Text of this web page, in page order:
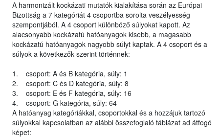
A harmonizált kockázati mutatók kialakítása során az Európai
Bizottság a 7 kategóriát 4 csoportba sorolta veszélyesség
szempontjából. A 4 csoport különböző súlyokat kapott. Az
alacsonyabb kockázatú hatóanyagok kisebb, a magasabb
kockázatú hatóanyagok nagyobb súlyt kaptak. A 4 csoport és a
súlyok a következők szerint történnek:
1. csoport: A és B kategória, súly: 1
2. csoport: C és D kategória, súly: 8
3. csoport: E és F kategória, súly: 16
4. csoport: G kategória, súly: 64
A hatóanyag kategóriákkal, csoportokkal és a hozzájuk tartozó
súlyokkal kapcsolatban az alábbi összefoglaló táblázat ad átfogó
képet: